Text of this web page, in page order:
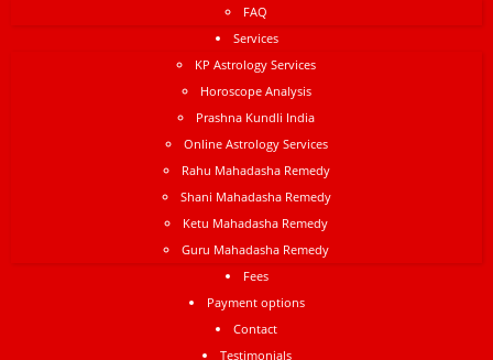
FAQ
Services
KP Astrology Services
Horoscope Analysis
Prashna Kundli India
Online Astrology Services
Rahu Mahadasha Remedy
Shani Mahadasha Remedy
Ketu Mahadasha Remedy
Guru Mahadasha Remedy
Fees
Payment options
Contact
Testimonials